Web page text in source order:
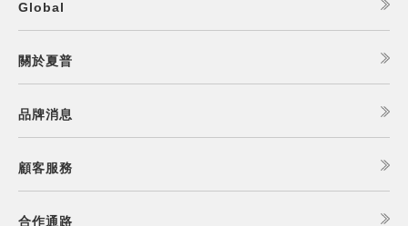
Global
關於夏普
品牌消息
顧客服務
合作通路